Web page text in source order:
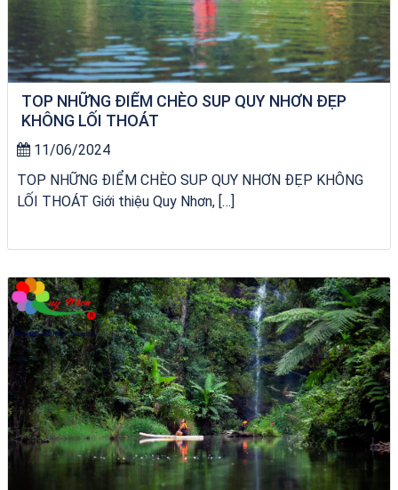
TOP NHỮNG ĐIỂM CHÈO SUP QUY NHƠN ĐẸP
KHÔNG LỐI THOÁT
11/06/2024
TOP NHỮNG ĐIỂM CHÈO SUP QUY NHƠN ĐẸP KHÔNG
LỐI THOÁT Giới thiệu Quy Nhơn, […]
Tour Quy Nhơn 3 Đảo